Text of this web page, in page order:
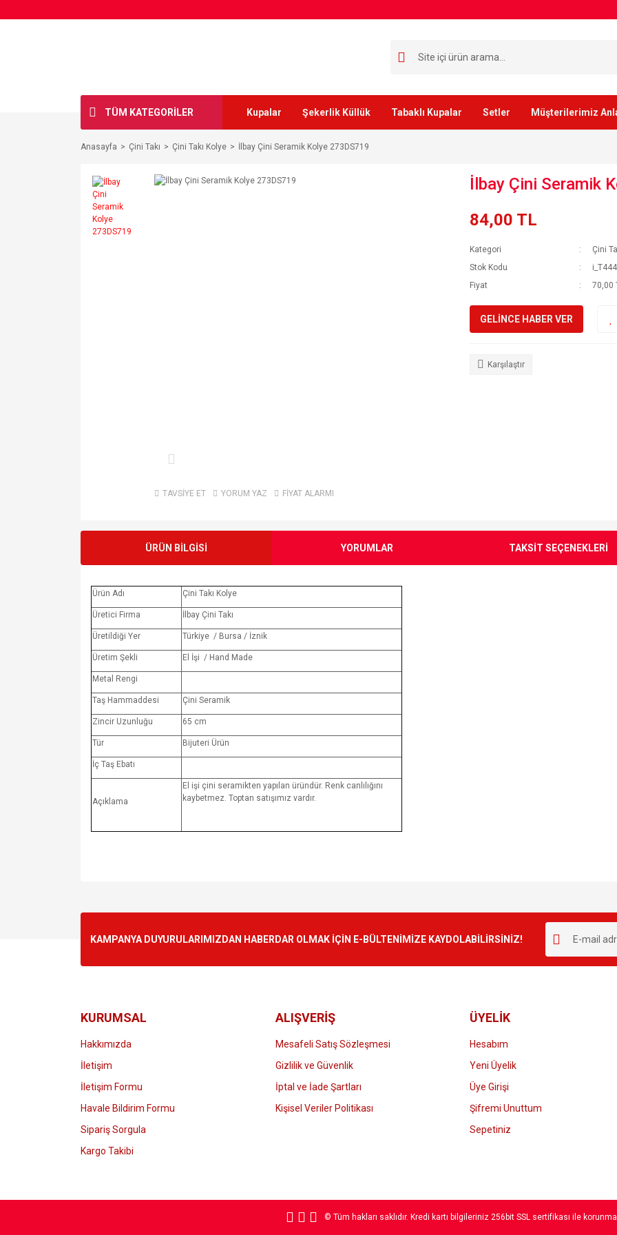
TÜM KATEGORİLER Kupalar Şekerlik Küllük Tabaklı Kupalar Setler Müşterilerimiz
Anasayfa Çini Takı Çini Takı Kolye İlbay Çini Seramik Kolye 273DS719
TAVSİYE ET YORUM YAZ FİYAT ALARMI
İlbay Çini Seramik
84,00 TL
Kategori
Çini
Stok Kodu
Fiyat
70,00
GELİNCE HABER VER
Karşılaştır
ÜRÜN BİLGİSİ YORUMLAR TAKSİT SEÇENEKLERİ
Ürün Adı Çini Takı Kolye
Üretici Firma İlbay Çini Takı
Üretildiği Yer Türkiye / Bursa / İznik
Üretim Şekli El İşi / Hand Made
Metal Rengi
Taş Hammaddesi Çini Seramik
Zincir Uzunluğu 65 cm
Tür Bijuteri Ürün
İç Taş Ebatı
Açıklama
El işi çini seramikten yapılan üründür. Renk canlılığını
kaybetmez. Toptan satışımız vardır.
Ürün resmi kalitesiz, bozuk veya görüntülenemiyor.
Bu ürüne benzer farklı alternatifler olmalı.
Gönder
KAMPANYA DUYURULARIMIZDAN HABERDAR OLMAK İÇİN E-BÜLTENİMİZE KAYDOLABİLİRSİNİZ!
KURUMSAL
Hakkımızda
İletişim
İletişim Formu
Havale Bildirim Formu
Sipariş Sorgula
Kargo Takibi
ALIŞVERİŞ
Mesafeli Satış Sözleşmesi
Gizlilik ve Güvenlik
İptal ve İade Şartları
Kişisel Veriler Politikası
ÜYELİK
Hesabım
Yeni Üyelik
Üye Girişi
Şifremi Unuttum
Sepetiniz
© Tüm hakları saklıdır. Kredi kartı bilgileriniz 256bit SSL sertifikası ile